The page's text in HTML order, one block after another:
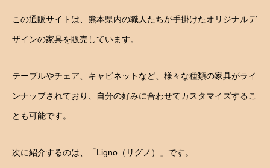
この通販サイトは、熊本県内の職人たちが手掛けたオリジナルデ
ザインの家具を販売しています。
テーブルやチェア、キャビネットなど、様々な種類の家具がライ
ンナップされており、自分の好みに合わせてカスタマイズするこ
とも可能です。
次に紹介するのは、「Ligno（リグノ）」です。